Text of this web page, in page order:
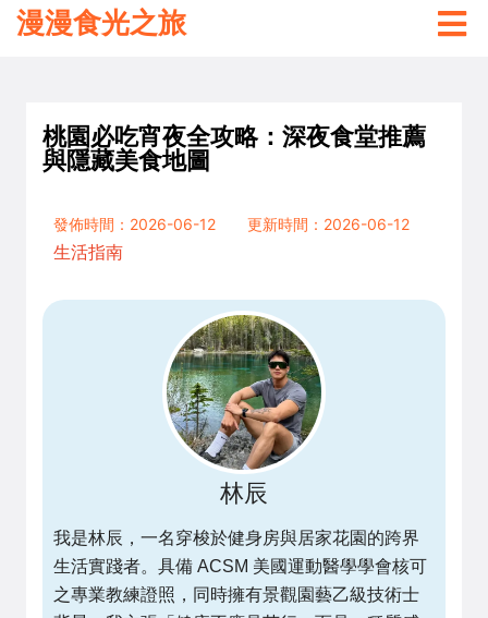
漫漫食光之旅
桃園必吃宵夜全攻略：深夜食堂推薦
與隱藏美食地圖
發佈時間：2026-06-12
更新時間：2026-06-12
生活指南
林辰
我是林辰，一名穿梭於健身房與居家花園的跨界
生活實踐者。具備 ACSM 美國運動醫學學會核可
之專業教練證照，同時擁有景觀園藝乙級技術士